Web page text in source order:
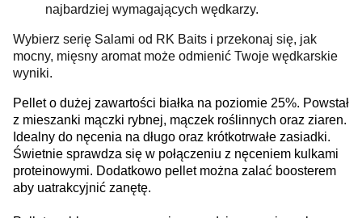
najbardziej wymagających wędkarzy.
Wybierz serię Salami od RK Baits i przekonaj się, jak
mocny, mięsny aromat może odmienić Twoje wędkarskie
wyniki.
Pellet o dużej zawartości białka na poziomie 25%. Powstał
z mieszanki mączki rybnej, mączek roślinnych oraz ziaren.
Idealny do nęcenia na długo oraz krótkotrwałe zasiadki.
Świetnie sprawdza się w połączeniu z nęceniem kulkami
proteinowymi. Dodatkowo pellet można zalać boosterem
aby uatrakcyjnić zanętę.